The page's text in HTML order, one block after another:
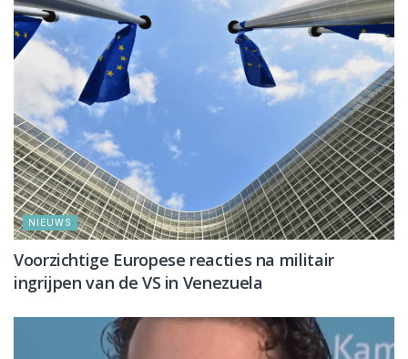
NIEUWS
Voorzichtige Europese reacties na militair
ingrijpen van de VS in Venezuela